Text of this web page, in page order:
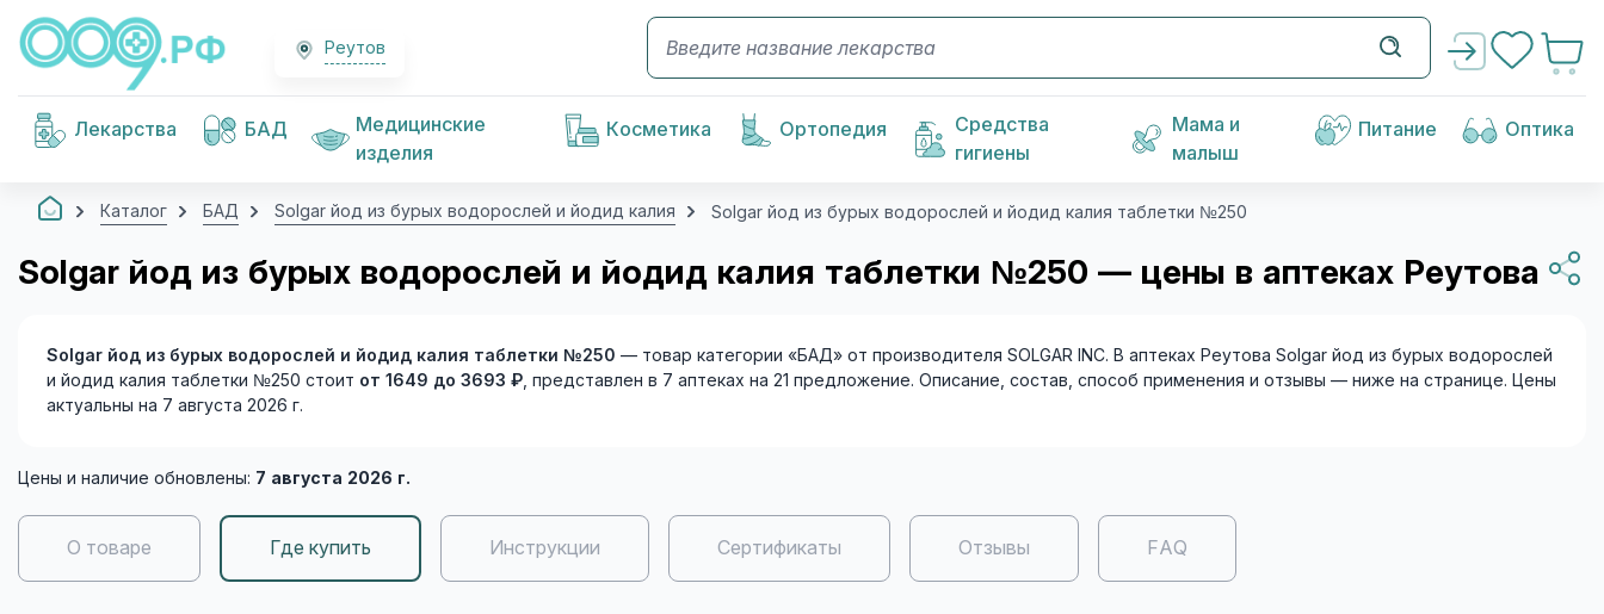
Реутов
Лекарства БАД
Медицинские
изделия
Косметика Ортопедия
Средства
гигиены
Мама и
малыш
Питание Оптика
Каталог БАД Solgar йод из бурых водорослей и йодид калия Solgar йод из бурых водорослей и йодид калия таблетки №250
Solgar йод из бурых водорослей и йодид калия таблетки №250 — цены в аптеках Реутова
Solgar йод из бурых водорослей и йодид калия таблетки №250 — товар категории «БАД» от производителя SOLGAR INC. В аптеках Реутова Solgar йод из бурых водорослей
и йодид калия таблетки №250 стоит от 1649 до 3693 ₽ , представлен в 7 аптеках на 21 предложение. Описание, состав, способ применения и отзывы — ниже на странице. Цены
актуальны на 7 августа 2026 г.
Цены и наличие обновлены: 7 августа 2026 г.
О товаре Где купить Инструкции Сертификаты Отзывы FAQ